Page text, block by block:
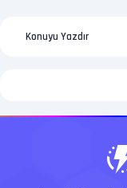
Konuyu Yazdır